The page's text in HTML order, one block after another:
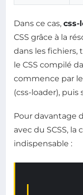
Dans ce cas, css-
CSS grâce à la
dans les fichiers,
le CSS compilé
commence par
(css-loader), puis
Pour davantage
avec du SCSS,
indispensable :